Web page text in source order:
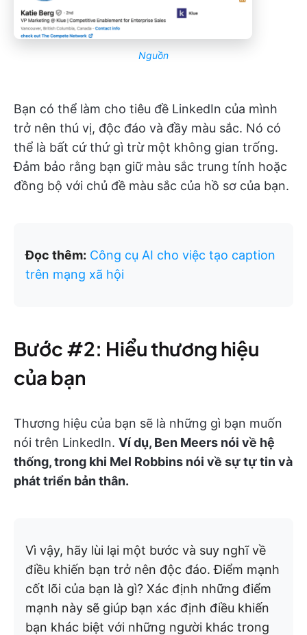
Nguồn
Bạn có thể làm cho tiêu đề LinkedIn của mình
trở nên thú vị, độc đáo và đầy màu sắc. Nó có
thể là bất cứ thứ gì trừ một không gian trống.
Đảm bảo rằng bạn giữ màu sắc trung tính hoặc
đồng bộ với chủ đề màu sắc của hồ sơ của bạn.
Đọc thêm: Công cụ AI cho việc tạo caption
trên mạng xã hội
Bước #2: Hiểu thương hiệu
của bạn
Thương hiệu của bạn sẽ là những gì bạn muốn
nói trên LinkedIn. Ví dụ, Ben Meers nói về hệ
thống, trong khi Mel Robbins nói về sự tự tin và
phát triển bản thân.
Vì vậy, hãy lùi lại một bước và suy nghĩ về
điều khiến bạn trở nên độc đáo. Điểm mạnh
cốt lõi của bạn là gì? Xác định những điểm
mạnh này sẽ giúp bạn xác định điều khiến
bạn khác biệt với những người khác trong